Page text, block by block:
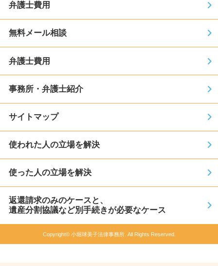
弁護士費用
無料メール相談
弁護士費用
事務所・弁護士紹介
サイトマップ
使われた人の立場を解決
使った人の立場を解決
返還請求のみのケースと、
遺産分割協議など別手続きが必要なケース
Copyright© 小堀球美子法律事務所. All Rights Reserved.